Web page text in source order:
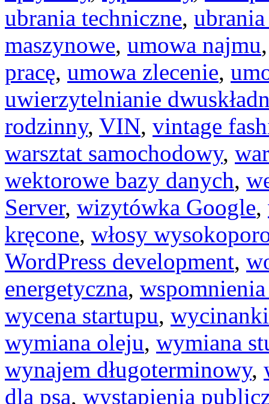
ubrania techniczne,
maszynowe, umowa najmu
pracę, umowa zlecenie,
uwierzytelnianie
rodzinny, VIN, vintage
warsztat samochodowy,
wektorowe bazy danych,
Server, wizytówka Google,
kręcone, włosy
WordPress development,
energetyczna,
wycena startupu,
wymiana oleju, wymiana
wynajem długoterminowy,
dla psa, wystąpienia